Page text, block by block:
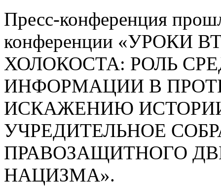
Пресс-конференция
конференции
ХОЛОКОСТА: РОЛЬ
ИНФОРМАЦИИ В
ИСКАЖЕНИЮ
УЧРЕДИТЕЛЬНОЕ
ПРАВОЗАЩИТНОГО
НАЦИЗМА».